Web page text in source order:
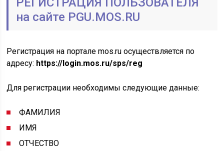
на сайте PGU.MOS.RU
Регистрация на портале mos.ru осуществляется по
адресу: https://login.mos.ru/sps/reg
Для регистрации необходимы следующие данные:
ФАМИЛИЯ
ИМЯ
ОТЧЕСТВО